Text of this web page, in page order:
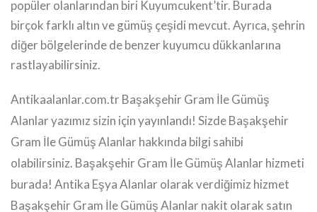
popüler olanlarından biri Kuyumcukent’tir. Burada
birçok farklı altın ve gümüş çeşidi mevcut. Ayrıca, şehrin
diğer bölgelerinde de benzer kuyumcu dükkanlarına
rastlayabilirsiniz.
Antikaalanlar.com.tr Başakşehir Gram İle Gümüş
Alanlar yazımız sizin için yayınlandı! Sizde Başakşehir
Gram İle Gümüş Alanlar hakkında bilgi sahibi
olabilirsiniz. Başakşehir Gram İle Gümüş Alanlar hizmeti
burada! Antika Eşya Alanlar olarak verdiğimiz hizmet
Başakşehir Gram İle Gümüş Alanlar nakit olarak satın